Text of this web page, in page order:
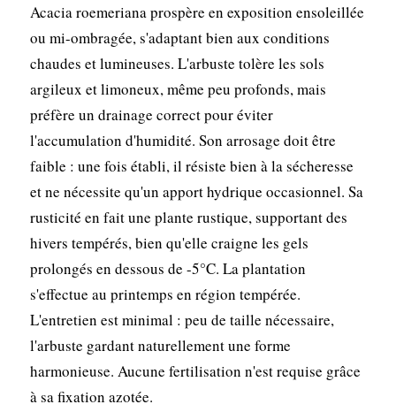
Acacia roemeriana prospère en exposition ensoleillée
ou mi-ombragée, s'adaptant bien aux conditions
chaudes et lumineuses. L'arbuste tolère les sols
argileux et limoneux, même peu profonds, mais
préfère un drainage correct pour éviter
l'accumulation d'humidité. Son arrosage doit être
faible : une fois établi, il résiste bien à la sécheresse
et ne nécessite qu'un apport hydrique occasionnel. Sa
rusticité en fait une plante rustique, supportant des
hivers tempérés, bien qu'elle craigne les gels
prolongés en dessous de -5°C. La plantation
s'effectue au printemps en région tempérée.
L'entretien est minimal : peu de taille nécessaire,
l'arbuste gardant naturellement une forme
harmonieuse. Aucune fertilisation n'est requise grâce
à sa fixation azotée.